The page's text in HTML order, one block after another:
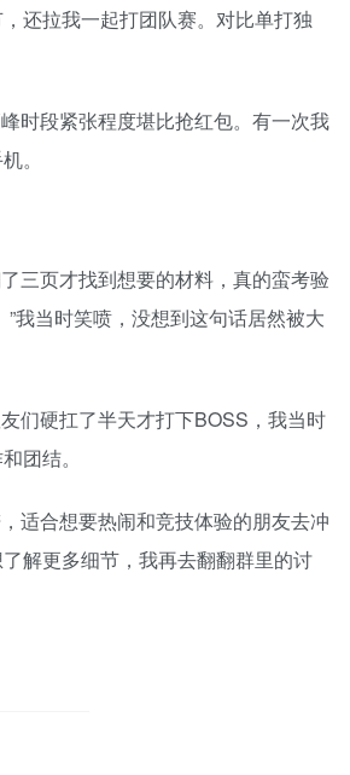
还拉我一起打团队赛。对比单打独
时段紧张程度堪比抢红包。有一次我
。
三页才找到想要的材料，真的蛮考验
我当时笑喷，没想到这句话居然被大
们硬扛了半天才打下BOSS，我当时
团结。
适合想要热闹和竞技体验的朋友去冲
解更多细节，我再去翻翻群里的讨